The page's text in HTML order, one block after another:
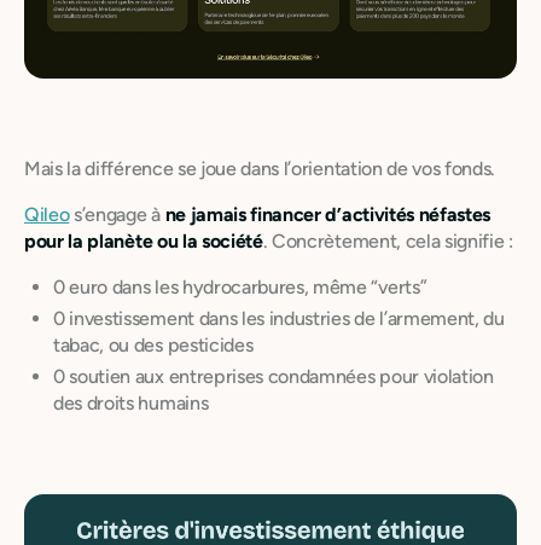
Mais la différence se joue dans l’orientation de vos fonds.
Qileos’engage à ne jamais financer d’activités néfastes
pour la planète ou la société. Concrètement, cela signifie :
0 euro dans les hydrocarbures, même “verts”
0 investissement dans les industries de l’armement, du
tabac, ou des pesticides
0 soutien aux entreprises condamnées pour violation
des droits humains